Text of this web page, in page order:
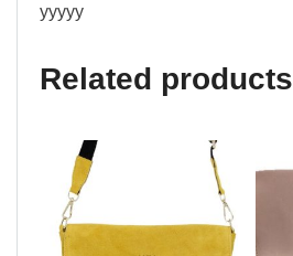
yyyyy
Related products